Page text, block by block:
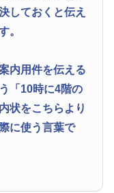
しておくと伝え
。
内用件を伝える
「10時に4階の
内状をこちらより
に使う言葉で